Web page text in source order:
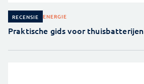
RECENSIE ENERGIE
Praktische gids voor thuisbatterijen